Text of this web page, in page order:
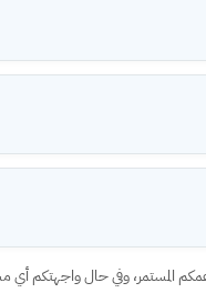
المستمر، وفي حال واجهتكم أي